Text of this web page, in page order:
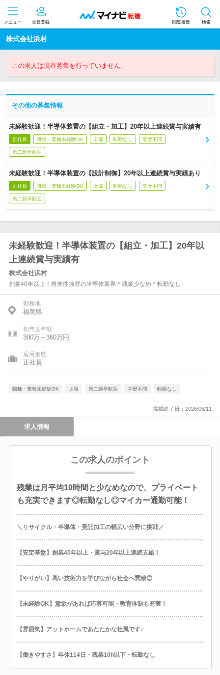
メニュー 会員登録 閲覧履歴 検索
株式会社浜村
この求人は現在募集を行っていません。
その他の募集情報
未経験歓迎！半導体装置の【組立・加工】20年以上連続賞与実績有
正社員 職種・業種未経験OK 上場 転勤なし 学歴不問
第二新卒歓迎
未経験歓迎！半導体装置の【設計制御】20年以上連続賞与実績あり
正社員 職種・業種未経験OK 上場 転勤なし 学歴不問
第二新卒歓迎
未経験歓迎！半導体装置の【組立・加工】20年以
上連続賞与実績有
株式会社浜村
創業40年以上！将来性抜群の半導体業界＊残業少なめ＊転勤なし
勤務地
福岡県
初年度年収
300万～360万円
雇用形態
正社員
職種・業種未経験OK 上場 第二新卒歓迎 学歴不問 転勤なし
掲載終了日：2026/06/11
求人情報
この求人のポイント
残業は月平均10時間と少なめなので、プライベート
も充実できます◎転勤なし◎マイカー通勤可能！
＼リサイクル・半導体・受託加工の幅広い分野に挑戦／
【安定基盤】創業40年以上・賞与20年以上連続支給！
【やりがい】高い技術力を学びながら社会へ貢献◎
【未経験OK】意欲があれば応募可能・教育体制も充実！
【雰囲気】アットホームであたたかな社風です♪
【働きやすさ】年休114日・残業10h以下・転勤なし